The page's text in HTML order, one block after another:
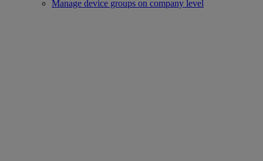
Manage device groups on company level